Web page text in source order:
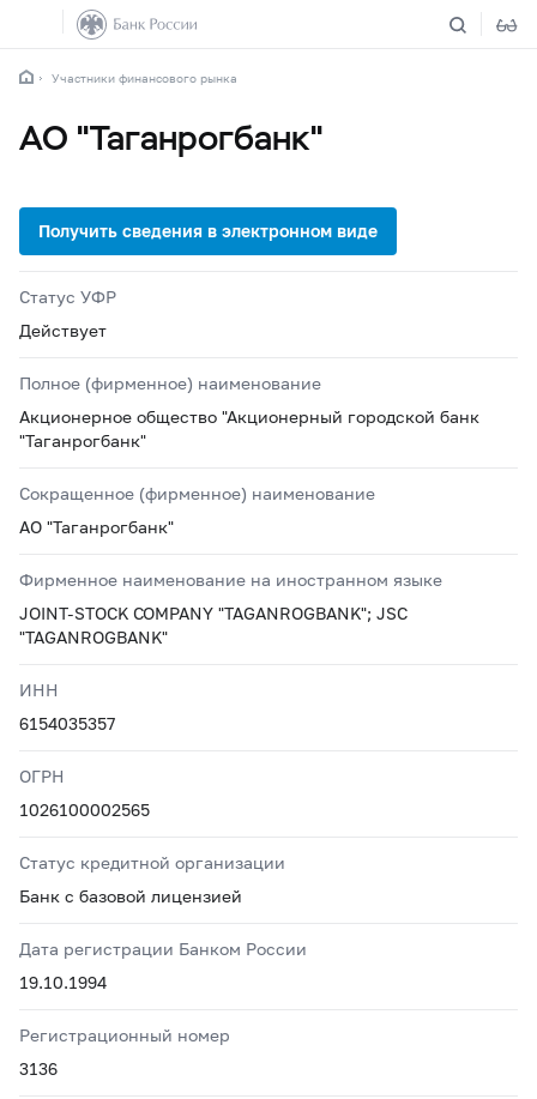
Участники финансового рынка
АО "Таганрогбанк"
Статус УФР
Действует
Полное (фирменное) наименование
Акционерное общество "Акционерный городской банк
"Таганрогбанк"
Сокращенное (фирменное) наименование
АО "Таганрогбанк"
Фирменное наименование на иностранном языке
JOINT-STOCK COMPANY "TAGANROGBANK"; JSC
"TAGANROGBANK"
ИНН
6154035357
ОГРН
1026100002565
Статус кредитной организации
Банк с базовой лицензией
Дата регистрации Банком России
19.10.1994
Регистрационный номер
3136